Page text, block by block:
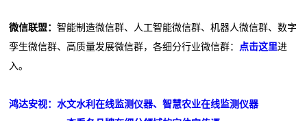
微信联盟：智能制造微信群、人工智能微信群、机器人微信群、数字
孪生微信群、高质量发展微信群，各细分行业微信群：
点击这里进
入。
鸿达安视：水文水利在线监测仪器、智慧农业在线监测仪器